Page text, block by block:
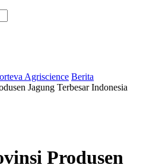
Agriscience Berita
Jagung Terbesar Indonesia
Produsen